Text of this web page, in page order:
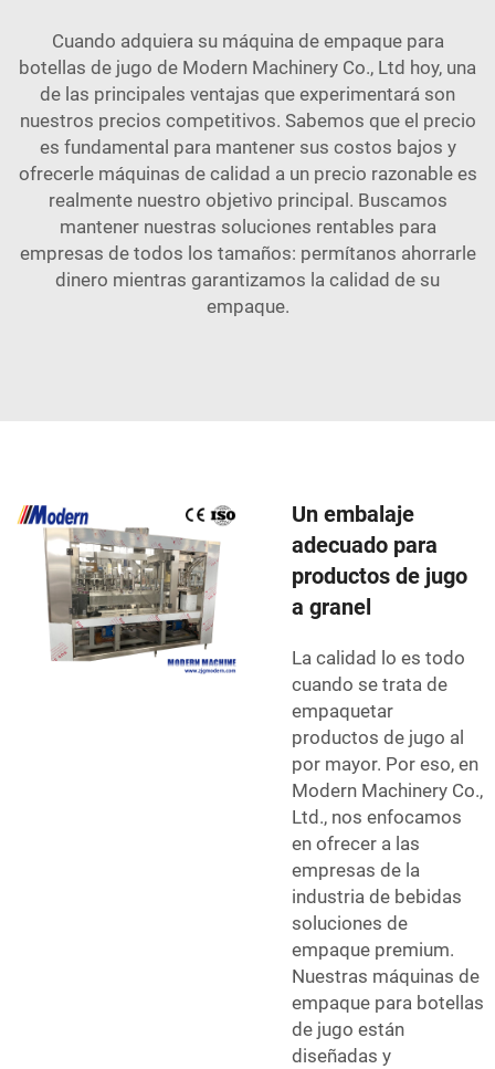
Cuando adquiera su máquina de empaque para
botellas de jugo de Modern Machinery Co., Ltd hoy, una
de las principales ventajas que experimentará son
nuestros precios competitivos. Sabemos que el precio
es fundamental para mantener sus costos bajos y
ofrecerle máquinas de calidad a un precio razonable es
realmente nuestro objetivo principal. Buscamos
mantener nuestras soluciones rentables para
empresas de todos los tamaños: permítanos ahorrarle
dinero mientras garantizamos la calidad de su
empaque.
Un embalaje
adecuado para
productos de jugo
a granel
La calidad lo es todo
cuando se trata de
empaquetar
productos de jugo al
por mayor. Por eso, en
Modern Machinery Co.,
Ltd., nos enfocamos
en ofrecer a las
empresas de la
industria de bebidas
soluciones de
empaque premium.
Nuestras máquinas de
empaque para botellas
de jugo están
diseñadas y